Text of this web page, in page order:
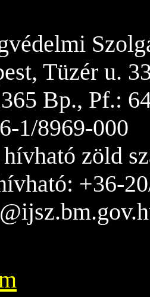
Tüzér u.
Bp., Pf.:
1/8969-000
zöld
+36-